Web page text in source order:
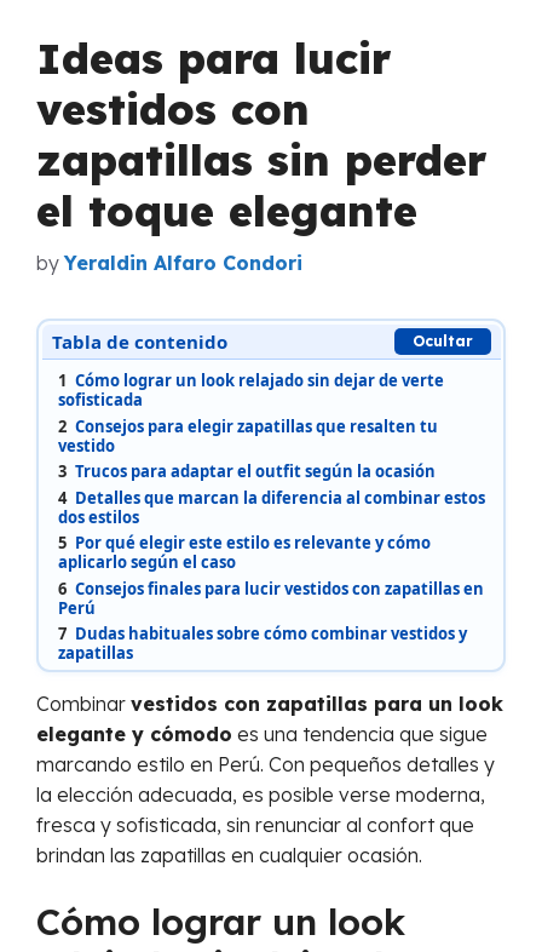
Ideas para lucir
vestidos con
zapatillas sin perder
el toque elegante
byYeraldin Alfaro Condori
Tabla de contenido Ocultar
1 Cómo lograr un look relajado sin dejar de verte
sofisticada
2 Consejos para elegir zapatillas que resalten tu
vestido
3 Trucos para adaptar el outfit según la ocasión
4 Detalles que marcan la diferencia al combinar estos
dos estilos
5 Por qué elegir este estilo es relevante y cómo
aplicarlo según el caso
6 Consejos finales para lucir vestidos con zapatillas en
Perú
7 Dudas habituales sobre cómo combinar vestidos y
zapatillas
Combinar vestidos con zapatillas para un look
elegante y cómodo es una tendencia que sigue
marcando estilo en Perú. Con pequeños detalles y
la elección adecuada, es posible verse moderna,
fresca y sofisticada, sin renunciar al confort que
brindan las zapatillas en cualquier ocasión.
Cómo lograr un look